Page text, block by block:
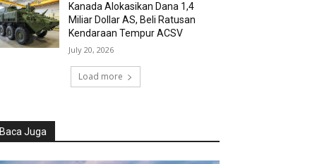
Kanada Alokasikan Dana 1,4
Miliar Dollar AS, Beli Ratusan
Kendaraan Tempur ACSV
July 20, 2026
Load more
Baca Juga